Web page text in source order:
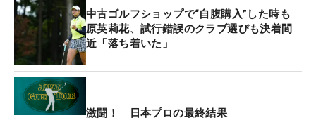
米ツアーは長年の夢。現在100位の世界ランキング
を最終予選会（Qシリーズ）から出場できる75位以
内に上げることが当面の目標だが、エントリーの締
め切りは10月8日（米国東部時間）。それまでに世
界ランキングを上げられないときは、予選会（昨年
までの2次予選会）からの挑戦となる。
中古ゴルフショップで“自腹購入”した時も
原英莉花、試行錯誤のクラブ選びも決着間
近「落ち着いた」
激闘！ 日本プロの最終結果